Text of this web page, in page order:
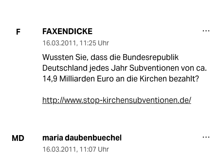
F FAXENDICKE
16.03.2011, 11:25 Uhr
Wussten Sie, dass die Bundesrepublik
Deutschland jedes Jahr Subventionen von ca.
14,9 Milliarden Euro an die Kirchen bezahlt?
http://www.stop-kirchensubventionen.de/
MD maria daubenbuechel
16.03.2011, 11:07 Uhr